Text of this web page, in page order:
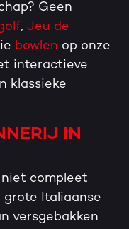
Geen
,Jeu de
bowlen op onze
interactieve
klassieke
IN
compleet
grote Italiaanse
versgebakken